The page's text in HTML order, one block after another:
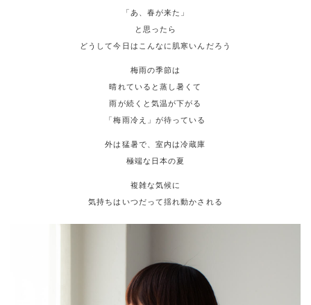
「あ、春が来た」
と思ったら
どうして今日はこんなに肌寒いんだろう
梅雨の季節は
晴れていると蒸し暑くて
雨が続くと気温が下がる
「梅雨冷え」が待っている
外は猛暑で、室内は冷蔵庫
極端な日本の夏
複雑な気候に
気持ちはいつだって揺れ動かされる